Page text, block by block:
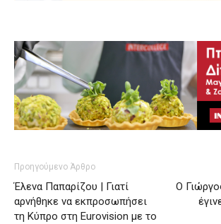
Προηγούμενο Άρθρο
Έλενα Παπαρίζου | Γιατί
αρνήθηκε να εκπροσωπήσει
τη Κύπρο στη Eurovision με το
Ο